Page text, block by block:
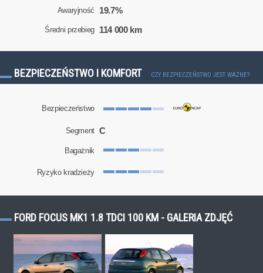
Awaryjność 19.7%
Średni przebieg 114 000 km
BEZPIECZEŃSTWO I KOMFORT CZY BEZPIECZEŃSTWO JEST WAŻNE?
Bezpieczeństwo
Segment C
Bagażnik
Ryzyko kradzieży
FORD FOCUS MK1 1.8 TDCI 100 KM - GALERIA ZDJĘĆ